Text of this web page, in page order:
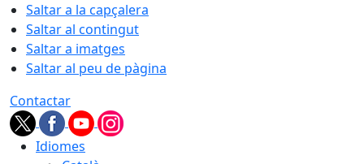
Saltar a la capçalera
Saltar al contingut
Saltar a imatges
Saltar al peu de pàgina
Contactar
Idiomes